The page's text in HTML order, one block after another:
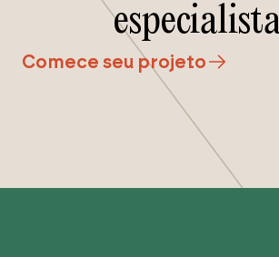
Comece seu projeto